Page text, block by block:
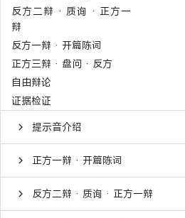
反方二辩 · 质询 · 正方一
辩
反方一辩 · 开篇陈词
正方三辩 · 盘问 · 反方
自由辩论
证据检证
提示音介绍
正方一辩 · 开篇陈词
反方二辩 · 质询 · 正方一辩